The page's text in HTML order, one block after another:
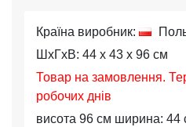
Країна виробник:
ШхГхВ: 44 x 43 x 96 см
Товар на замовлення.
робочих днів
висота 96 см ширина: 44